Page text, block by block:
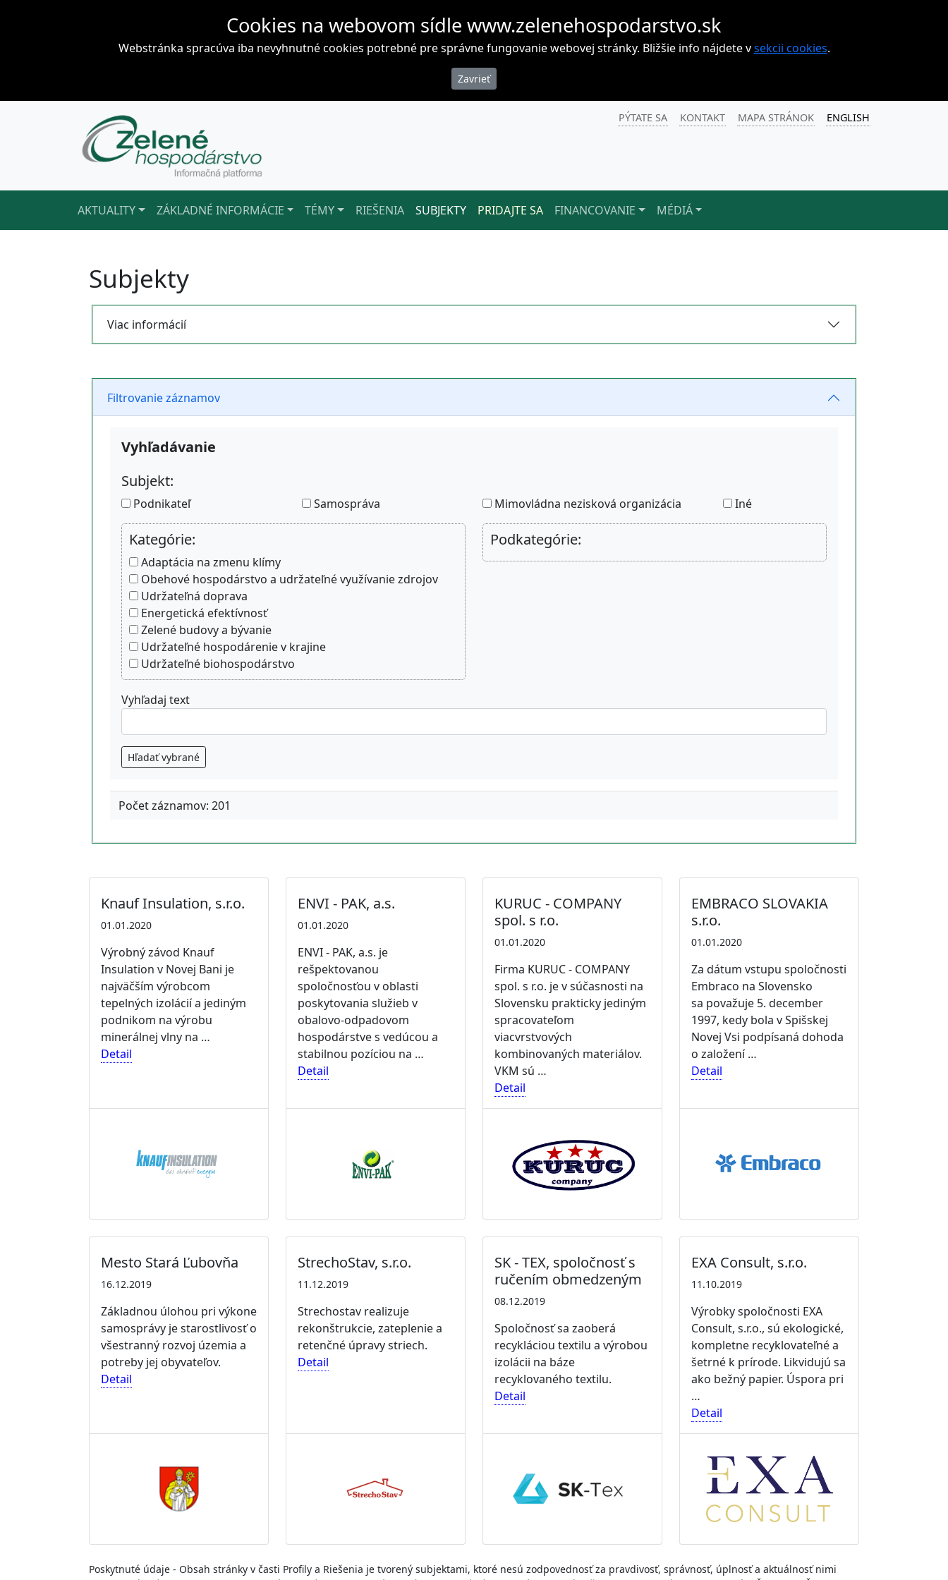
Cookies na webovom sídle www.zelenehospodarstvo.sk
Webstránka spracúva iba nevyhnutné cookies potrebné pre správne fungovanie webovej stránky. Bližšie info nájdete vsekcii cookies.
PÝTATE SA KONTAKT MAPA STRÁNOK ENGLISH
AKTUALITY ZÁKLADNÉ INFORMÁCIE TÉMY RIEŠENIA SUBJEKTY PRIDAJTE SA FINANCOVANIE MÉDIÁ
Subjekty
Viac informácií
Filtrovanie záznamov
Vyhľadávanie
Subjekt:
Podnikateľ Samospráva Mimovládna nezisková organizácia Iné
Kategórie:
Adaptácia na zmenu klímy
Obehové hospodárstvo a udržateľné využívanie zdrojov
Udržateľná doprava
Energetická efektívnosť
Zelené budovy a bývanie
Udržateľné hospodárenie v krajine
Udržateľné biohospodárstvo
Podkategórie:
Vyhľadaj text
Hľadať vybrané
Počet záznamov: 201
Knauf Insulation, s.r.o.
01.01.2020
Výrobný závod Knauf
Insulation v Novej Bani je
najväčším výrobcom
tepelných izolácií a jediným
podnikom na výrobu
minerálnej vlny na …
Detail
ENVI - PAK, a.s.
01.01.2020
ENVI - PAK, a.s. je
rešpektovanou
spoločnosťou v oblasti
poskytovania služieb v
obalovo-odpadovom
hospodárstve s vedúcou a
stabilnou pozíciou na …
Detail
KURUC - COMPANY
spol. s r.o.
01.01.2020
Firma KURUC - COMPANY
spol. s r.o. je v súčasnosti na
Slovensku prakticky jediným
spracovateľom
viacvrstvových
kombinovaných materiálov.
VKM sú …
Detail
EMBRACO SLOVAKIA
s.r.o.
01.01.2020
Za dátum vstupu spoločnosti
Embraco na Slovensko
sa považuje 5. december
1997, kedy bola v Spišskej
Novej Vsi podpísaná dohoda
o založení …
Detail
Mesto Stará Ľubovňa
16.12.2019
Základnou úlohou pri výkone
samosprávy je starostlivosť o
všestranný rozvoj územia a
potreby jej obyvateľov.
Detail
StrechoStav, s.r.o.
11.12.2019
Strechostav realizuje
rekonštrukcie, zateplenie a
retenčné úpravy striech.
Detail
SK - TEX, spoločnosť s
ručením obmedzeným
08.12.2019
Spoločnosť sa zaoberá
recykláciou textilu a výrobou
izolácii na báze
recyklovaného textilu.
Detail
EXA Consult, s.r.o.
11.10.2019
Výrobky spoločnosti EXA
Consult, s.r.o., sú ekologické,
kompletne recyklovateľné a
šetrné k prírode. Likvidujú sa
ako bežný papier. Úspora pri
…
Detail
Poskytnuté údaje - Obsah stránky v časti Profily a Riešenia je tvorený subjektami, ktoré nesú zodpovednosť za pravdivosť, správnosť, úplnosť a aktuálnosť nimi